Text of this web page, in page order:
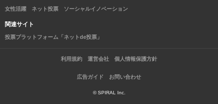
女性活躍 ネット投票 ソーシャルイノベーション
関連サイト
投票プラットフォーム「ネットde投票」
利用規約 運営会社 個人情報保護方針
広告ガイド お問い合わせ
© SPIRAL Inc.